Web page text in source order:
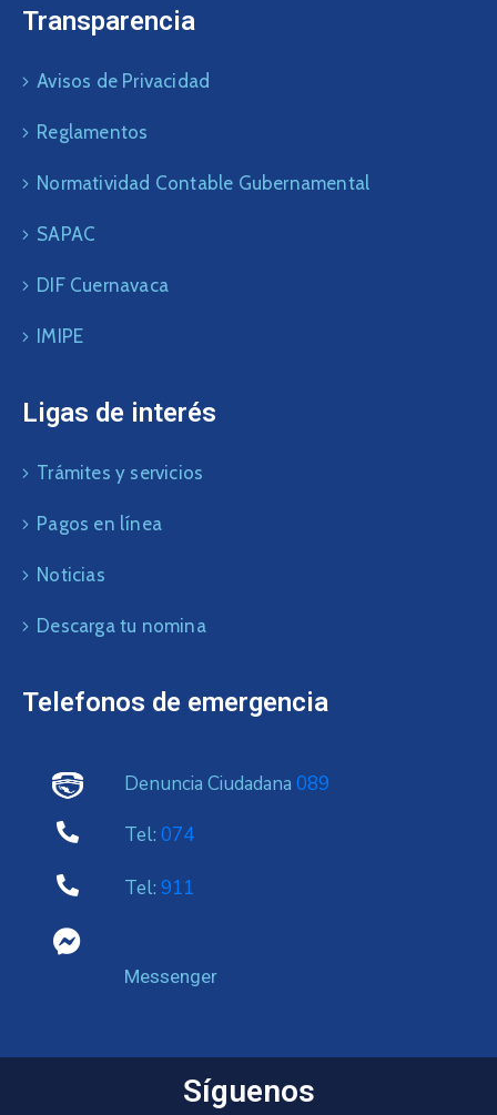
Transparencia
Avisos de Privacidad
Reglamentos
Normatividad Contable Gubernamental
SAPAC
DIF Cuernavaca
IMIPE
Ligas de interés
Trámites y servicios
Pagos en línea
Noticias
Descarga tu nomina
Telefonos de emergencia
Denuncia Ciudadana 089
Tel: 074
Tel: 911
Messenger
Síguenos